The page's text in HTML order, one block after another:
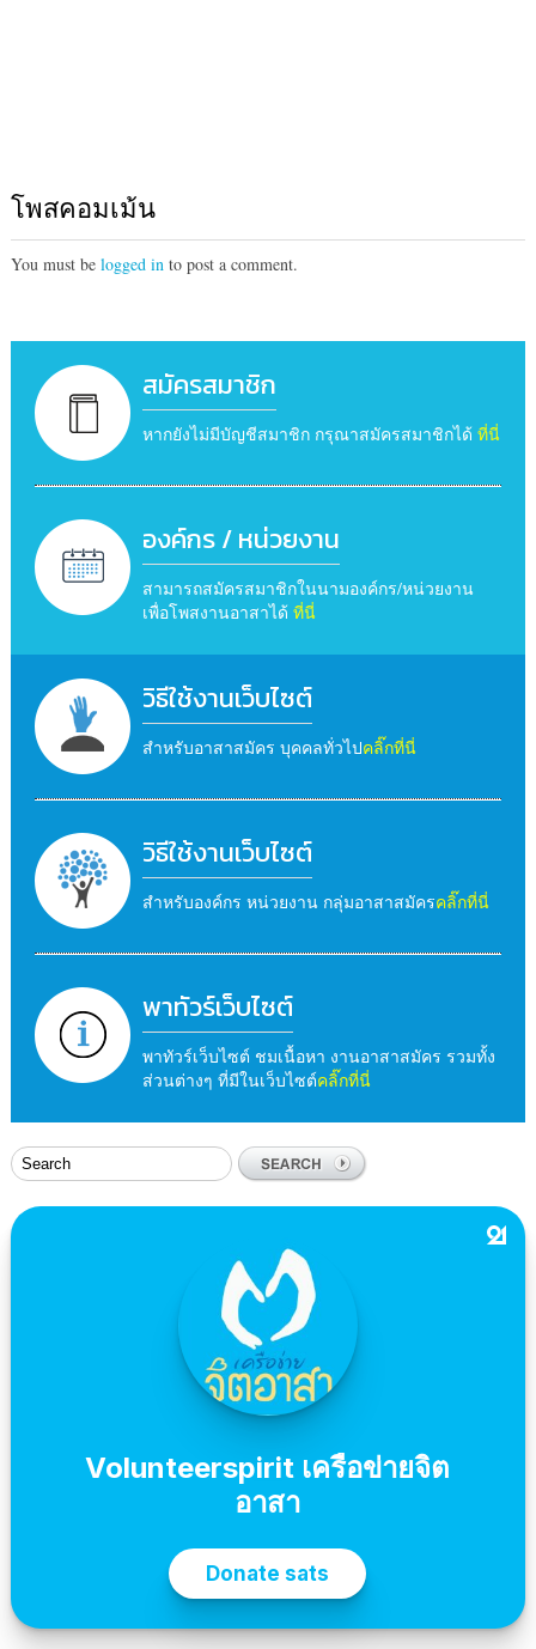
โพสคอมเม้น
You must be logged in to post a comment.
สมัครสมาชิก
หากยังไม่มีบัญชีสมาชิก กรุณาสมัครสมาชิกได้ ที่นี่
องค์กร / หน่วยงาน
สามารถสมัครสมาชิกในนามองค์กร/หน่วยงาน
เพื่อโพสงานอาสาได้ ที่นี่
วิธีใช้งานเว็บไซต์
สำหรับอาสาสมัคร บุคคลทั่วไปคลิ๊กที่นี่
วิธีใช้งานเว็บไซต์
สำหรับองค์กร หน่วยงาน กลุ่มอาสาสมัครคลิ๊กที่นี่
พาทัวร์เว็บไซต์
พาทัวร์เว็บไซต์ ชมเนื้อหา งานอาสาสมัคร รวมทั้ง
ส่วนต่างๆ ที่มีในเว็บไซต์คลิ๊กที่นี่